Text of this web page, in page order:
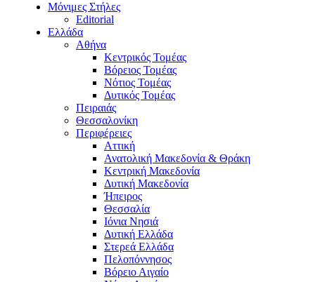
Μόνιμες Στήλες
Editorial
Ελλάδα
Αθήνα
Κεντρικός Τομέας
Βόρειος Τομέας
Νότιος Τομέας
Δυτικός Τομέας
Πειραιάς
Θεσσαλονίκη
Περιφέρειες
Αττική
Ανατολική Μακεδονία & Θράκη
Κεντρική Μακεδονία
Δυτική Μακεδονία
Ήπειρος
Θεσσαλία
Ιόνια Νησιά
Δυτική Ελλάδα
Στερεά Ελλάδα
Πελοπόννησος
Βόρειο Αιγαίο